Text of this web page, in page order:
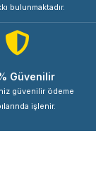
bulunmaktadır.
Güvenilir
güvenilir ödeme
işlenir.